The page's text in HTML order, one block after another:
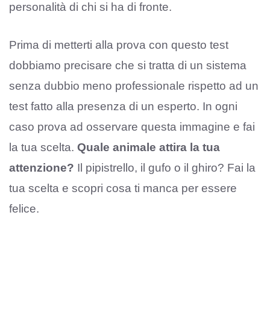
personalità di chi si ha di fronte.
Prima di metterti alla prova con questo test
dobbiamo precisare che si tratta di un sistema
senza dubbio meno professionale rispetto ad un
test fatto alla presenza di un esperto. In ogni
caso prova ad osservare questa immagine e fai
la tua scelta. Quale animale attira la tua
attenzione? Il pipistrello, il gufo o il ghiro? Fai la
tua scelta e scopri cosa ti manca per essere
felice.